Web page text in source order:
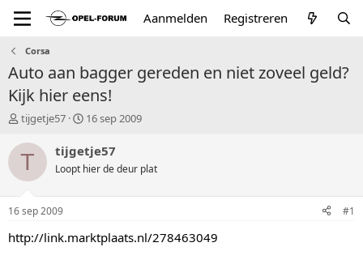
Aanmelden Registreren
Corsa
Auto aan bagger gereden en niet zoveel geld?
Kijk hier eens!
T
p
a
r
tijgetje57
S
a
t
u
16 sep 2009
T tijgetje57
Loopt hier de deur plat
16 sep 2009 #1
http://link.marktplaats.nl/278463049